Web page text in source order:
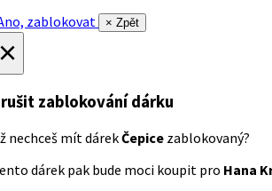
zablokovat
× Zpět
zablokování dárku
nechceš mít dárekČepice zablokovaný?
dárek pak bude moci koupit pro Hana